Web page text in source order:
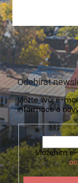
Odebírat
Vložte svůj e-
informace o
Vložením